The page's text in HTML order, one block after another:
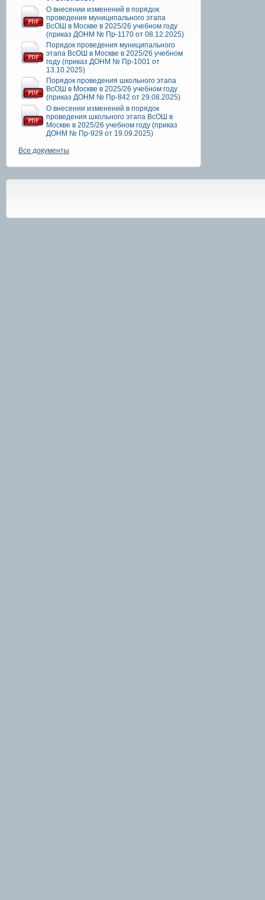
О внесении изменений в порядок
проведения муниципального этапа
ВсОШ в Москве в 2025/26 учебном году
(приказ ДОНМ № Пр-1170 от 08.12.2025)
Порядок проведения муниципального
этапа ВсОШ в Москве в 2025/26 учебном
году (приказ ДОНМ № Пр-1001 от
13.10.2025)
Порядок проведения школьного этапа
ВсОШ в Москве в 2025/26 учебном году
(приказ ДОНМ № Пр-842 от 29.08.2025)
О внесении изменений в порядок
проведения школьного этапа ВсОШ в
Москве в 2025/26 учебном году (приказ
ДОНМ № Пр-929 от 19.09.2025)
Все документы